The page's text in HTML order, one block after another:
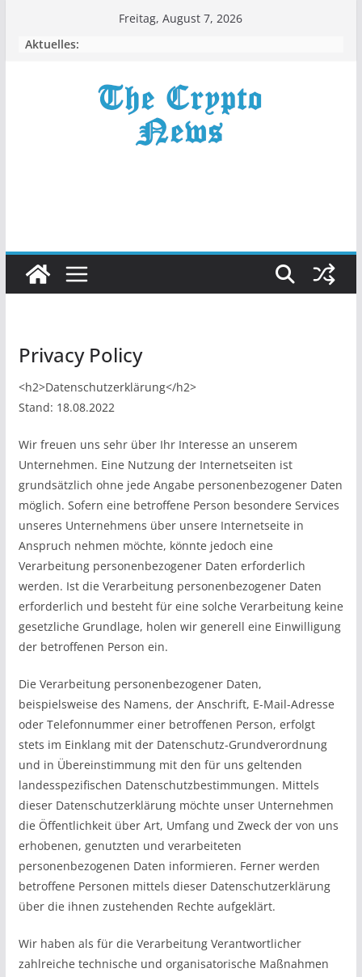
Freitag, August 7, 2026
Aktuelles:
Privacy Policy
<h2>Datenschutzerklärung</h2>
Stand: 18.08.2022
Wir freuen uns sehr über Ihr Interesse an unserem
Unternehmen. Eine Nutzung der Internetseiten ist
grundsätzlich ohne jede Angabe personenbezogener Daten
möglich. Sofern eine betroffene Person besondere Services
unseres Unternehmens über unsere Internetseite in
Anspruch nehmen möchte, könnte jedoch eine
Verarbeitung personenbezogener Daten erforderlich
werden. Ist die Verarbeitung personenbezogener Daten
erforderlich und besteht für eine solche Verarbeitung keine
gesetzliche Grundlage, holen wir generell eine Einwilligung
der betroffenen Person ein.
Die Verarbeitung personenbezogener Daten,
beispielsweise des Namens, der Anschrift, E-Mail-Adresse
oder Telefonnummer einer betroffenen Person, erfolgt
stets im Einklang mit der Datenschutz-Grundverordnung
und in Übereinstimmung mit den für uns geltenden
landesspezifischen Datenschutzbestimmungen. Mittels
dieser Datenschutzerklärung möchte unser Unternehmen
die Öffentlichkeit über Art, Umfang und Zweck der von uns
erhobenen, genutzten und verarbeiteten
personenbezogenen Daten informieren. Ferner werden
betroffene Personen mittels dieser Datenschutzerklärung
über die ihnen zustehenden Rechte aufgeklärt.
Wir haben als für die Verarbeitung Verantwortlicher
zahlreiche technische und organisatorische Maßnahmen